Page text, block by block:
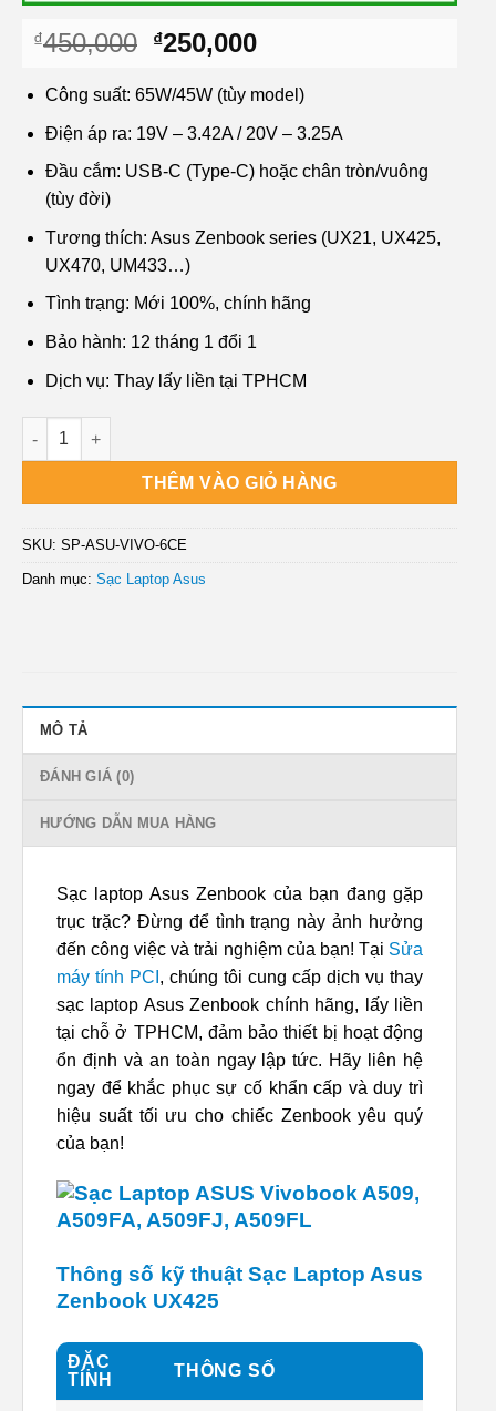
₫450,000 Giá
là:
₫450,000.
₫250,000Giá
tại
là:
₫250,000.
Công suất: 65W/45W (tùy model)
Điện áp ra: 19V – 3.42A / 20V – 3.25A
Đầu cắm: USB-C (Type-C) hoặc chân tròn/vuông
(tùy đời)
Tương thích: Asus Zenbook series (UX21, UX425,
UX470, UM433…)
Tình trạng: Mới 100%, chính hãng
Bảo hành: 12 tháng 1 đổi 1
Dịch vụ: Thay lấy liền tại TPHCM
Sạc Laptop ASUS Vivobook A509, A509FA, A509FJ, A509FL
THÊM VÀO GIỎ HÀNG
SKU: SP-ASU-VIVO-6CE
Danh mục: Sạc Laptop Asus
MÔ TẢ
ĐÁNH GIÁ (0)
HƯỚNG DẪN MUA HÀNG
Sạc laptop Asus Zenbook của bạn đang gặp
trục trặc? Đừng để tình trạng này ảnh hưởng
đến công việc và trải nghiệm của bạn! Tại Sửa
máy tính PCI , chúng tôi cung cấp dịch vụ thay
sạc laptop Asus Zenbook chính hãng, lấy liền
tại chỗ ở TPHCM, đảm bảo thiết bị hoạt động
ổn định và an toàn ngay lập tức. Hãy liên hệ
ngay để khắc phục sự cố khẩn cấp và duy trì
hiệu suất tối ưu cho chiếc Zenbook yêu quý
của bạn!
Thông số kỹ thuật Sạc Laptop Asus
Zenbook UX425
ĐẶC
TÍNH
THÔNG SỐ